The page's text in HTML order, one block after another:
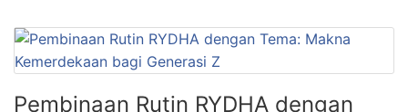
Pembinaan Rutin RYDHA dengan